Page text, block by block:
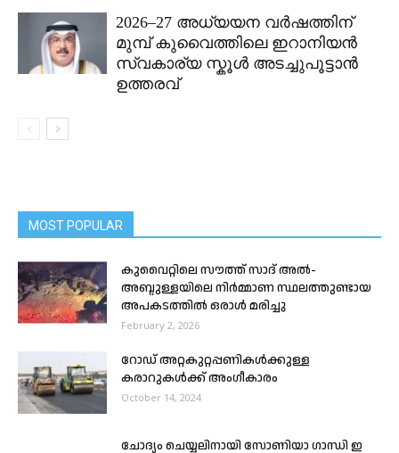
2026–27 അധ്യയന വർഷത്തിന്
മുമ്പ് കുവൈത്തിലെ ഇറാനിയൻ
സ്വകാര്യ സ്കൂൾ അടച്ചുപൂട്ടാൻ
ഉത്തരവ്
MOST POPULAR
കുവൈറ്റിലെ സൗത്ത് സാദ് അൽ-
അബ്ദുള്ളയിലെ നിർമ്മാണ സ്ഥലത്തുണ്ടായ
അപകടത്തിൽ ഒരാൾ മരിച്ചു
February 2, 2026
റോഡ് അറ്റകുറ്റപ്പണികൾക്കുള്ള
കരാറുകൾക്ക് അംഗീകാരം
October 14, 2024
ചോദ്യം ചെയ്യലിനായി സോണിയാ ഗാന്ധി ഇ